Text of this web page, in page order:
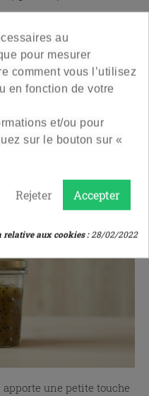
puis coupez-les en
avec l’eau et laissez
minutes.
45 clet laissez refroidir.
une petite touche
au
pour mesurer
comment vous l’utilisez
en fonction de votre
et/ou pour
sur le bouton sur «
Accepter
Rejeter
relative aux cookies :28/02/2022